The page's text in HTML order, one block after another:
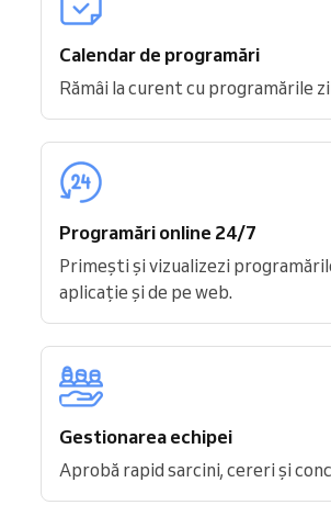
Calendar de programări
Rămâi la curent cu programările
Programări online 24/7
Primești și vizualizezi
aplicație și de pe web.
Gestionarea echipei
Aprobă rapid sarcini, cereri și